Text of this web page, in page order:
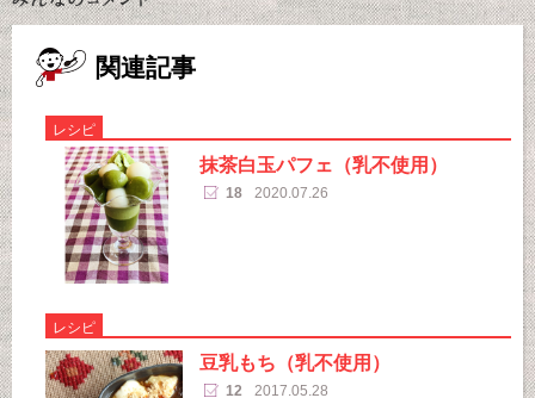
関連記事
レシピ
抹茶白玉パフェ（乳不使用）
18 2020.07.26
レシピ
豆乳もち（乳不使用）
12 2017.05.28